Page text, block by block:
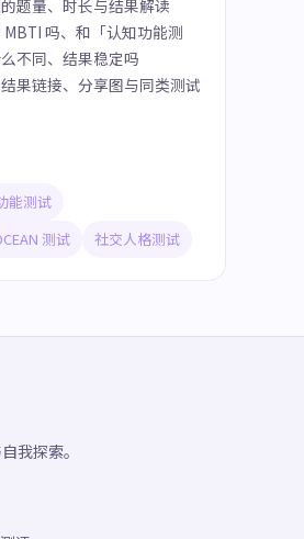
题量、时长与结果解读
吗、和「认知功能测
不同、结果稳定吗
果链接、分享图与同类测试
能测试
测试
社交人格测试
我探索。